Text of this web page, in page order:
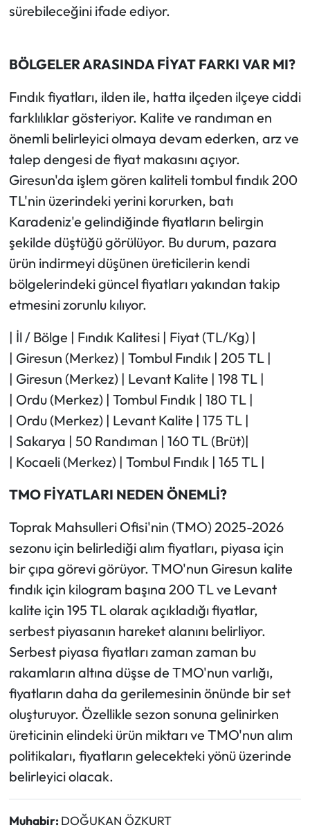
sürebileceğini ifade ediyor.
BÖLGELER ARASINDA FİYAT FARKI VAR MI?
Fındık fiyatları, ilden ile, hatta ilçeden ilçeye ciddi
farklılıklar gösteriyor. Kalite ve randıman en
önemli belirleyici olmaya devam ederken, arz ve
talep dengesi de fiyat makasını açıyor.
Giresun'da işlem gören kaliteli tombul fındık 200
TL'nin üzerindeki yerini korurken, batı
Karadeniz'e gelindiğinde fiyatların belirgin
şekilde düştüğü görülüyor. Bu durum, pazara
ürün indirmeyi düşünen üreticilerin kendi
bölgelerindeki güncel fiyatları yakından takip
etmesini zorunlu kılıyor.
| İl / Bölge | Fındık Kalitesi | Fiyat (TL/Kg) |
| Giresun (Merkez) | Tombul Fındık | 205 TL |
| Giresun (Merkez) | Levant Kalite | 198 TL |
| Ordu (Merkez) | Tombul Fındık | 180 TL |
| Ordu (Merkez) | Levant Kalite | 175 TL |
| Sakarya | 50 Randıman | 160 TL (Brüt)|
| Kocaeli (Merkez) | Tombul Fındık | 165 TL |
TMO FİYATLARI NEDEN ÖNEMLİ?
Toprak Mahsulleri Ofisi'nin (TMO) 2025-2026
sezonu için belirlediği alım fiyatları, piyasa için
bir çıpa görevi görüyor. TMO'nun Giresun kalite
fındık için kilogram başına 200 TL ve Levant
kalite için 195 TL olarak açıkladığı fiyatlar,
serbest piyasanın hareket alanını belirliyor.
Serbest piyasa fiyatları zaman zaman bu
rakamların altına düşse de TMO'nun varlığı,
fiyatların daha da gerilemesinin önünde bir set
oluşturuyor. Özellikle sezon sonuna gelinirken
üreticinin elindeki ürün miktarı ve TMO'nun alım
politikaları, fiyatların gelecekteki yönü üzerinde
belirleyici olacak.
Muhabir: DOĞUKAN ÖZKURT